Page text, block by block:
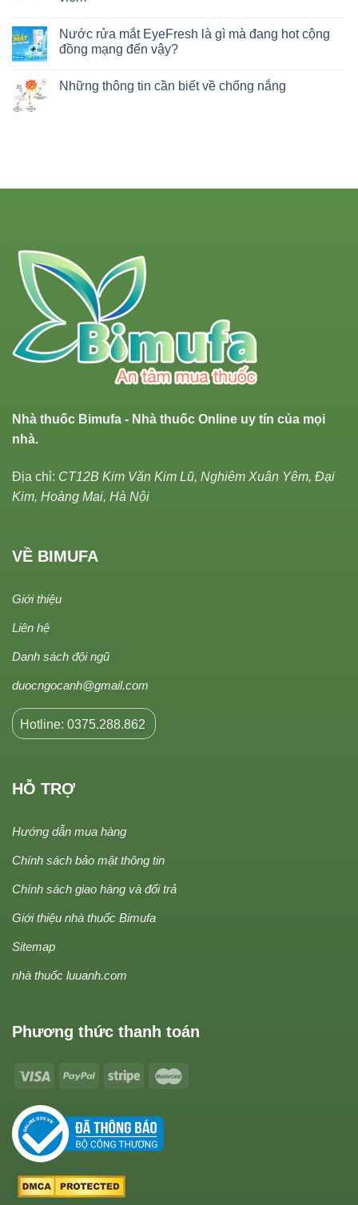
Nước rửa mắt EyeFresh là gì mà đang hot cộng
đồng mạng đến vậy?
Những thông tin cần biết về chống nắng
Nhà thuốc Bimufa - Nhà thuốc Online uy tín của mọi
nhà.
Địa chỉ: CT12B Kim Văn Kim Lũ, Nghiêm Xuân Yêm, Đại
Kim, Hoàng Mai, Hà Nội
VỀ BIMUFA
Giới thiệu
Liên hệ
Danh sách đội ngũ
duocngocanh@gmail.com
Hotline: 0375.288.862
HỖ TRỢ
Hướng dẫn mua hàng
Chính sách bảo mật thông tin
Chính sách giao hàng và đổi trả
Giới thiệu nhà thuốc Bimufa
Sitemap
nhà thuốc luuanh.com
Phương thức thanh toán